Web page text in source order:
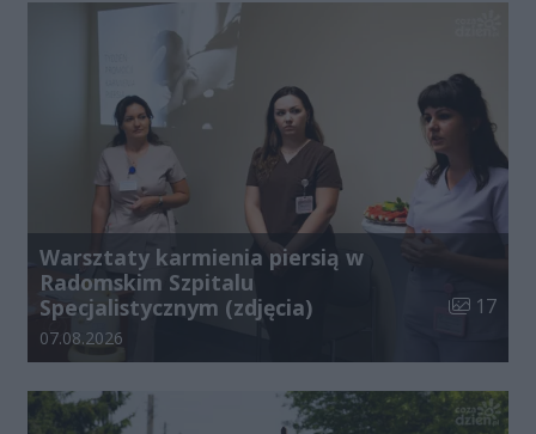
Warsztaty karmienia piersią w
Radomskim Szpitalu
Specjalistycznym (zdjęcia)
Liczba
17
Data dodania galerii:
07.08.2026